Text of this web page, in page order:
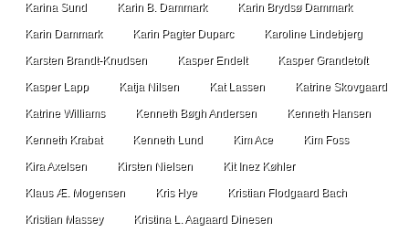
Karina Sund Karin B. Dammark Karin Brydsø Dammark
Karin Dammark Karin Pagter Duparc Karoline Lindebjerg
Karsten Brandt-Knudsen Kasper Endelt Kasper Grandetoft
Kasper Lapp Katja Nilsen Kat Lassen Katrine Skovgaard
Katrine Williams Kenneth Bøgh Andersen Kenneth Hansen
Kenneth Krabat Kenneth Lund Kim Ace Kim Foss
Kira Axelsen Kirsten Nielsen Kit Inez Køhler
Klaus Æ. Mogensen Kris Hye Kristian Flodgaard Bach
Kristian Massey Kristina L. Aagaard Dinesen